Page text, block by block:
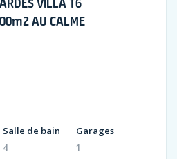
AU CALME
Salle de bain
4
Garages
1